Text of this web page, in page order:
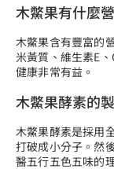
木鱉果有什麼
木鱉果含有豐富的
米黃質、維生素E
健康非常有益。
木鱉果酵素的
木鱉果酵素是採用
打破成小分子。然
醫五行五色五味的